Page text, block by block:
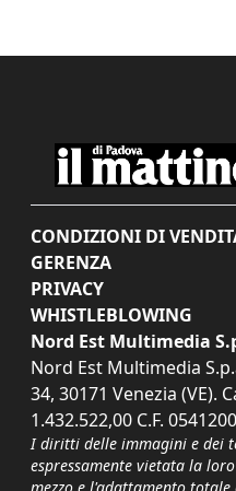
CONDIZIONI DI
GERENZA
PRIVACY
WHISTLEBLOWING
Nord Est Multimedia
Nord Est Multimedia
34, 30171 Venezia (VE).
1.432.522,00 C.F.
I diritti delle immagini e dei
espressamente vietata la
mezzo e l'adattamento totale